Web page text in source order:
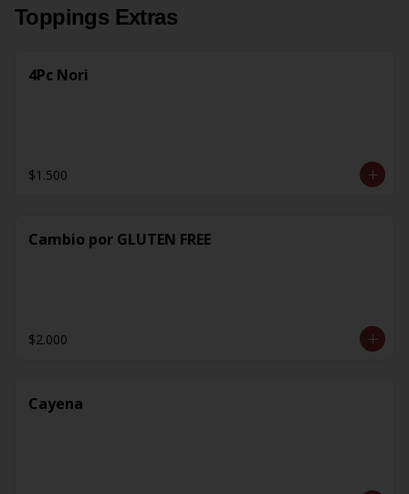
Toppings Extras
4Pc Nori
$1.500
Cambio por GLUTEN FREE
$2.000
Cayena